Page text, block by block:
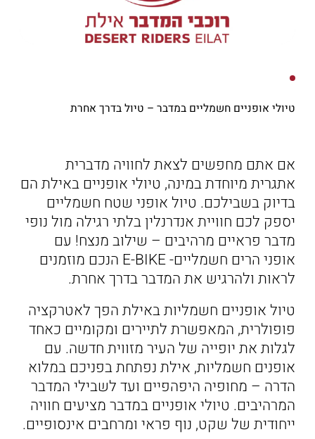
טיולי אופניים חשמליים במדבר – טיול בדרך אחרת
אם אתם מחפשים לצאת לחוויה מדברית
אתגרית מיוחדת במינה, טיולי אופניים באילת הם
בדיוק בשבילכם. טיול אופני שטח חשמליים
יספק לכם חוויית אנדרנלין בלתי רגילה מול נופי
מדבר פראיים מרהיבים – שילוב מנצח! עם
אופני הרים חשמליים- E-BIKE הנכם מוזמנים
לראות ולהרגיש את המדבר בדרך אחרת.
טיול אופניים חשמליות באילת הפך לאטרקציה
פופולרית, המאפשרת לתיירים ומקומיים כאחד
לגלות את יופייה של העיר מזווית חדשה. עם
אופנים חשמליות, אילת נפתחת בפניכם במלוא
הדרה – מחופיה היפהפיים ועד לשבילי המדבר
המרהיבים. טיולי אופניים במדבר מציעים חוויה
ייחודית של שקט, נוף פראי ומרחבים אינסופיים.
הַמִּשְׁתֶּה
שוברי מתנה